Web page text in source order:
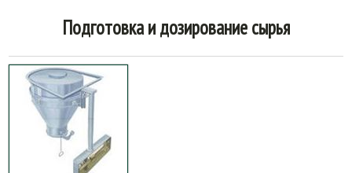
Подготовка и дозирование сырья